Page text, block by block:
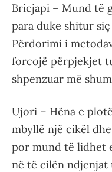
Bricjapi – Mund të
para duke shitur
Përdorimi i
forcojë përpjekjet
shpenzuar më
Ujori – Hëna e
mbyllë një cikël
por mund të lidhet
në të cilën ndjenjat